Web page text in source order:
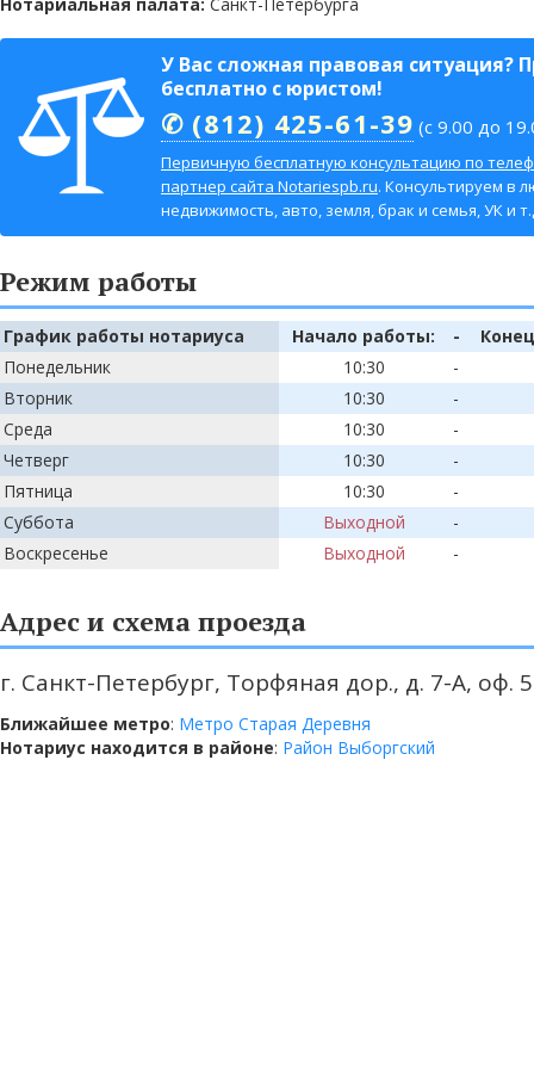
У Вас сложная правовая ситуация?
бесплатно с юристом!
✆ (812) 425-61-39 (с 9.00 до
Первичную бесплатную консультацию по
партнер сайта Notariespb.ru. Консультируем в
недвижимость, авто, земля, брак и семья, УК и
Режим работы
График работы нотариуса Начало работы: -
Понедельник
10:30
-
Вторник
10:30
-
Среда
10:30
-
Четверг
10:30
-
Пятница
10:30
-
Суббота
Выходной
-
Воскресенье
Выходной -
Адрес и схема проезда
г. Санкт-Петербург, Торфяная дор., д. 7-А, оф.
Ближайшее метро: Метро Старая Деревня
Нотариус находится в районе: Район Выборгский